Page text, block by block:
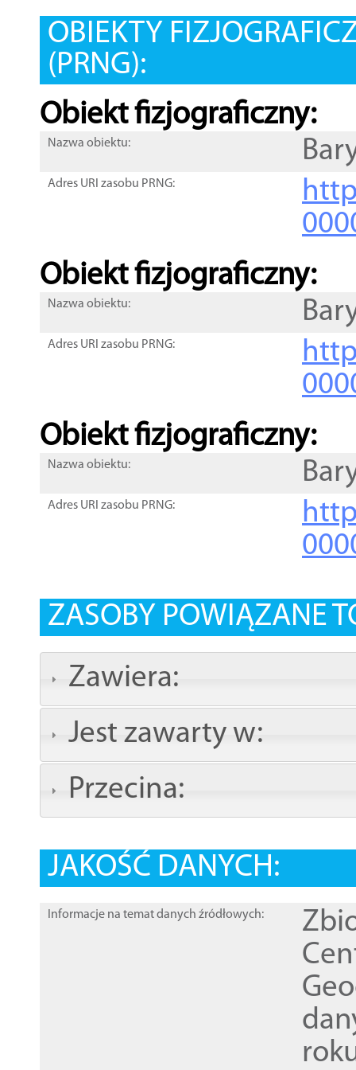
OBIEKTY
(PRNG):
Obiekt fizjograficzny:
Nazwa obiektu:
Adres URI zasobu PRNG:
Obiekt fizjograficzny:
Nazwa obiektu:
Adres URI zasobu PRNG:
Obiekt fizjograficzny:
Nazwa obiektu:
Adres URI zasobu PRNG:
ZASOBY POWIĄZANE
Zawiera:
Jest zawarty w:
Przecina:
JAKOŚĆ DANYCH:
Informacje na temat danych źródłowych: